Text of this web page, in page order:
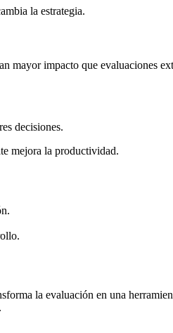
la estrategia.
mayor impacto que evaluaciones
decisiones.
mejora la productividad.
la evaluación en una